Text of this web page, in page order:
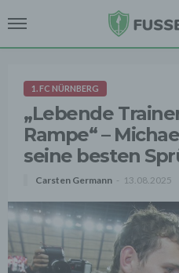
1. FC NÜRNBERG
„Lebende
Rampe“ –
seine besten
Carsten Germann 13.08.2025